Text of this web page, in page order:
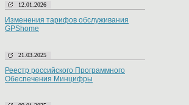
12.01.2026
Изменения тарифов обслуживания
GPShome
21.03.2025
Реестр российского Программного
Обеспечения Минцифры